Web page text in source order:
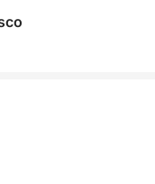
alleen over zee
bij de
die kunst en